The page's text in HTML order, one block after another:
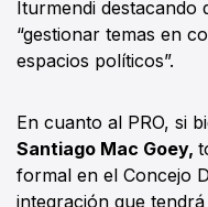
Iturmendi destacando
“gestionar temas en
espacios políticos”.
En cuanto al PRO, si
Santiago Mac Goey,
formal en el Concejo
integración que